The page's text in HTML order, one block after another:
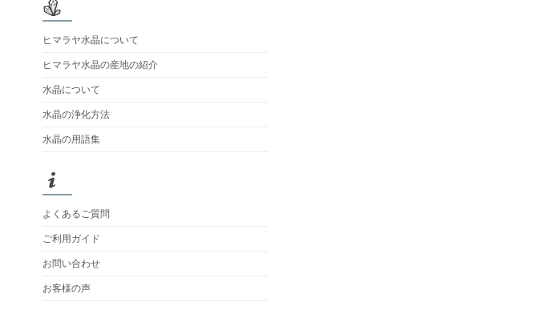
ヒマラヤ水晶について
ヒマラヤ水晶の産地の紹介
水晶について
水晶の浄化方法
水晶の用語集
よくあるご質問
ご利用ガイド
お問い合わせ
お客様の声